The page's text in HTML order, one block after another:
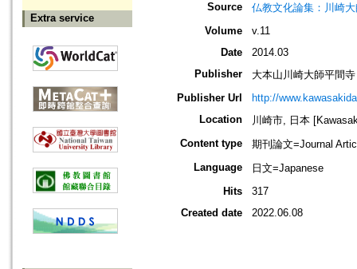
Extra service
Source
仏教文化論集：川崎
Volume
v.11
Date
2014.03
Publisher
大本山川崎大師平間寺
Publisher Url
http://
Location
川崎市, 日本
Content type
期刊論文=Journal
Language
日文=Japanese
Hits
317
Created date
2022.06.08